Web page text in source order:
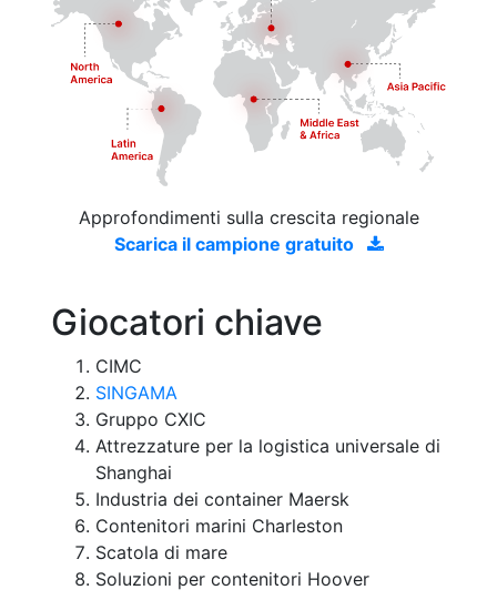
Approfondimenti sulla crescita regionale
Scarica il campione gratuito
Giocatori chiave
CIMC
SINGAMA
Gruppo CXIC
Attrezzature per la logistica universale di
Shanghai
Industria dei container Maersk
Contenitori marini Charleston
Scatola di mare
Soluzioni per contenitori Hoover